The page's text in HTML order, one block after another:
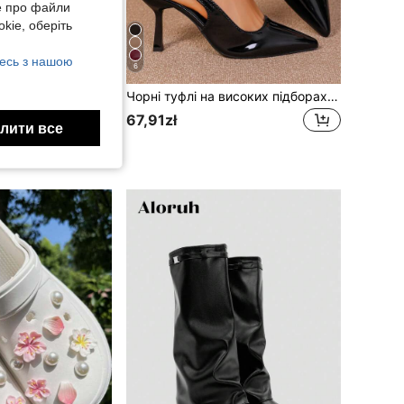
на плоскій підошві, модні кольоропоєднання, закритий носок, з конопляною підошвою, у стилі <<фішермен»
6
Чорні туфлі на високих підборах із загостреним носком, тонкий каблук, нова колекція 2025 року, елегантні сексуальні туфлі-човники з невеликою пряжкою, сандалі у французькому стилі
67,91zł
про файли
оберіть
з нашою
все